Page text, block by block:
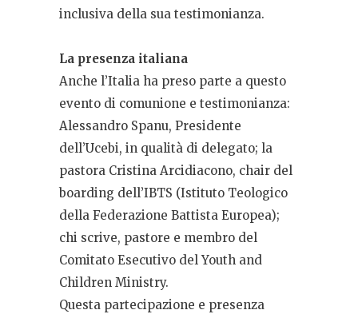
inclusiva della sua testimonianza.
La presenza italiana
Anche l’Italia ha preso parte a questo
evento di comunione e testimonianza:
Alessandro Spanu, Presidente
dell’Ucebi, in qualità di delegato; la
pastora Cristina Arcidiacono, chair del
boarding dell’IBTS (Istituto Teologico
della Federazione Battista Europea);
chi scrive, pastore e membro del
Comitato Esecutivo del Youth and
Children Ministry.
Questa partecipazione e presenza